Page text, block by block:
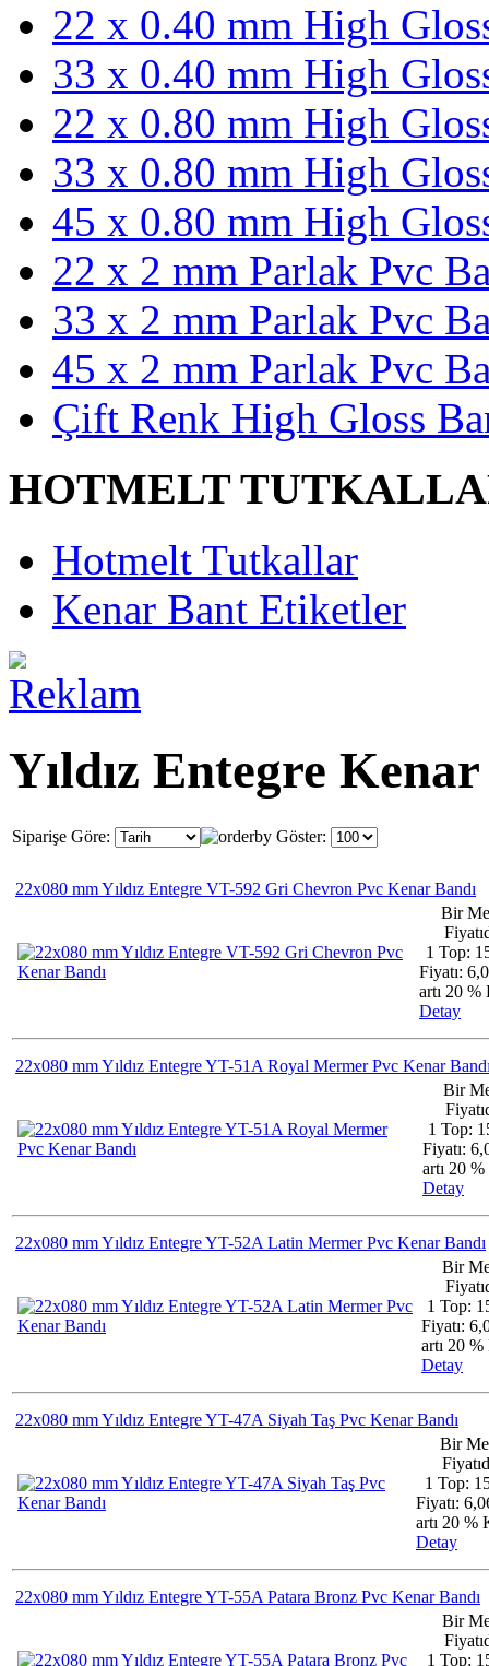
22 x 0.40 mm High
33 x 0.40 mm High
22 x 0.80 mm High
33 x 0.80 mm High
45 x 0.80 mm High
22 x 2 mm Parlak Pvc
33 x 2 mm Parlak Pvc
45 x 2 mm Parlak Pvc
Çift Renk High Gloss
HOTMELT
Hotmelt Tutkallar
Kenar Bant Etiketler
Yıldız Entegre
Siparişe Göre: Göster:
22x080 mm Yıldız Entegre VT-592 Gri Chevron Pvc Kenar Bandı
Bir
1 Top:
Fiyatı:
artı 20
Detay
22x080 mm Yıldız Entegre YT-51A Royal Mermer Pvc Kenar
Bir
1 Top:
Fiyatı:
artı 20
Detay
22x080 mm Yıldız Entegre YT-52A Latin Mermer Pvc Kenar Bandı
Bir
1 Top:
Fiyatı:
artı 20
Detay
22x080 mm Yıldız Entegre YT-47A Siyah Taş Pvc Kenar Bandı
Bir
1 Top:
Fiyatı:
artı 20 %
Detay
22x080 mm Yıldız Entegre YT-55A Patara Bronz Pvc Kenar Bandı
Bir
1 Top: